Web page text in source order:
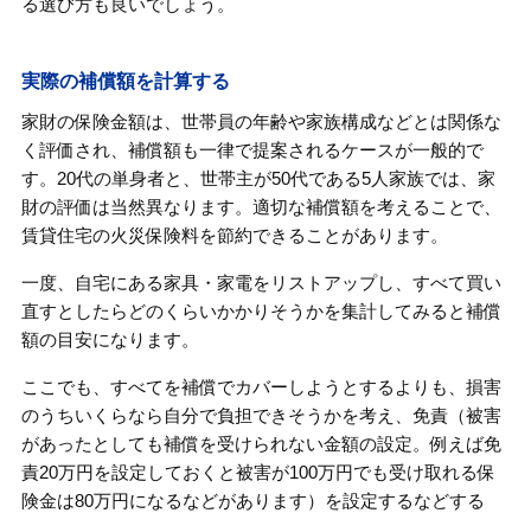
る選び方も良いでしょう。
実際の補償額を計算する
家財の保険金額は、世帯員の年齢や家族構成などとは関係な
く評価され、補償額も一律で提案されるケースが一般的で
す。20代の単身者と、世帯主が50代である5人家族では、家
財の評価は当然異なります。適切な補償額を考えることで、
賃貸住宅の火災保険料を節約できることがあります。
一度、自宅にある家具・家電をリストアップし、すべて買い
直すとしたらどのくらいかかりそうかを集計してみると補償
額の目安になります。
ここでも、すべてを補償でカバーしようとするよりも、損害
のうちいくらなら自分で負担できそうかを考え、免責（被害
があったとしても補償を受けられない金額の設定。例えば免
責20万円を設定しておくと被害が100万円でも受け取れる保
険金は80万円になるなどがあります）を設定するなどする